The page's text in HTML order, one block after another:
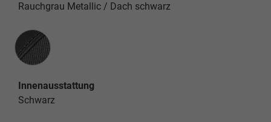
Rauchgrau Metallic / Dach schwarz
Innenausstattung
Innenausstattung
Schwarz